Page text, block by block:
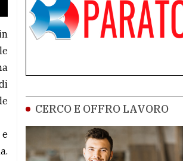
CERCO E OFFRO LAVORO